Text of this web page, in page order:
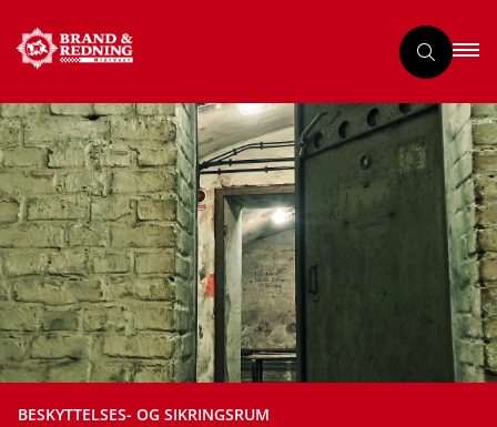
BESKYTTELSES- OG SIKRINGSRUM